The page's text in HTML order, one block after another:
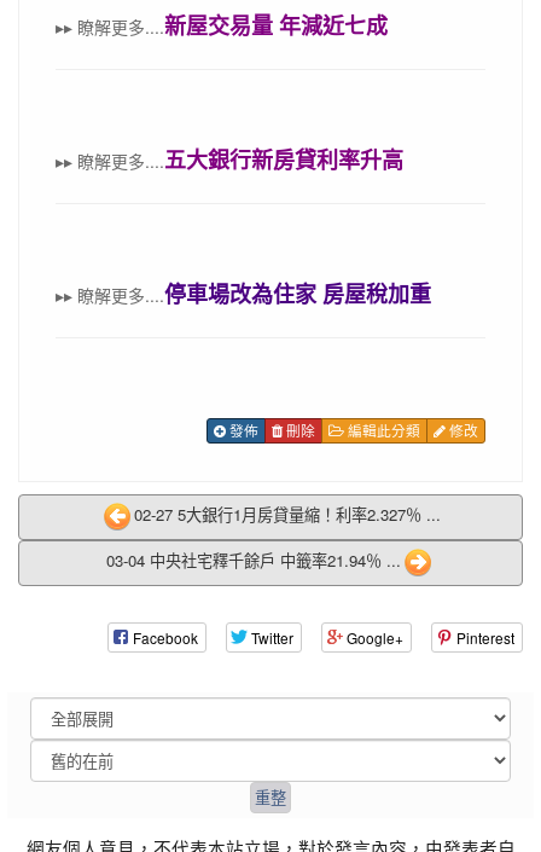
▸▸ 瞭解更多....新屋交易量 年減近七成
▸▸ 瞭解更多....五大銀行新房貸利率升高
▸▸ 瞭解更多....停車場改為住家 房屋稅加重
發佈 刪除 編輯此分類 修改
02-27 5大銀行1月房貸量縮！利率2.327％ ...
03-04 中央社宅釋千餘戶 中籤率21.94％ ...
Facebook Twitter Google+ Pinterest